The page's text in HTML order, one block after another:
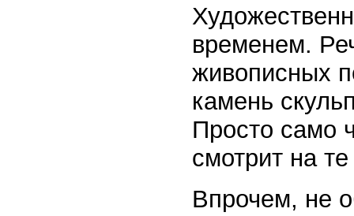
временем.
живописных
камень
Просто само
смотрит на
Впрочем, не